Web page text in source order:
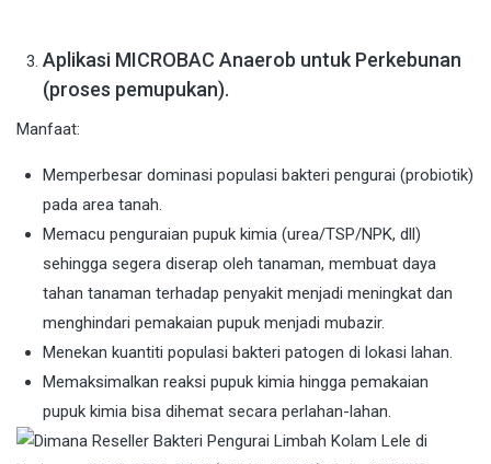
Aplikasi MICROBAC Anaerob untuk Perkebunan
(proses pemupukan).
Manfaat:
Memperbesar dominasi populasi bakteri pengurai (probiotik)
pada area tanah.
Memacu penguraian pupuk kimia (urea/TSP/NPK, dll)
sehingga segera diserap oleh tanaman, membuat daya
tahan tanaman terhadap penyakit menjadi meningkat dan
menghindari pemakaian pupuk menjadi mubazir.
Menekan kuantiti populasi bakteri patogen di lokasi lahan.
Memaksimalkan reaksi pupuk kimia hingga pemakaian
pupuk kimia bisa dihemat secara perlahan-lahan.